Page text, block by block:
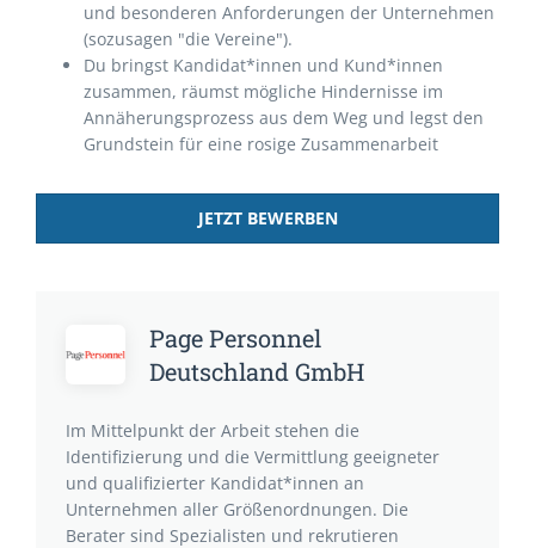
und besonderen Anforderungen der Unternehmen
(sozusagen "die Vereine").
Du bringst Kandidat*innen und Kund*innen
zusammen, räumst mögliche Hindernisse im
Annäherungsprozess aus dem Weg und legst den
Grundstein für eine rosige Zusammenarbeit
JETZT BEWERBEN
Page Personnel
Deutschland GmbH
Im Mittelpunkt der Arbeit stehen die
Identifizierung und die Vermittlung geeigneter
und qualifizierter Kandidat*innen an
Unternehmen aller Größenordnungen. Die
Berater sind Spezialisten und rekrutieren